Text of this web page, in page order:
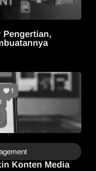
Pengertian,
Konten Media